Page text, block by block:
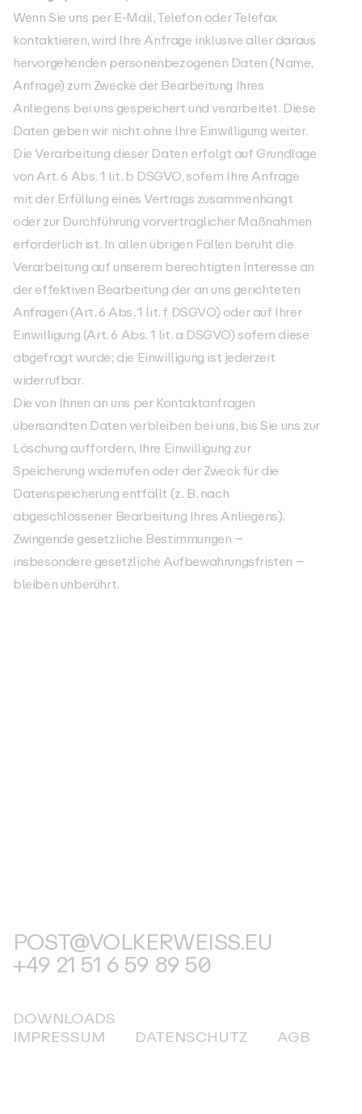
Wenn Sie uns per E-Mail, Telefon oder Telefax
kontaktieren, wird Ihre Anfrage inklusive aller daraus
hervorgehenden personenbezogenen Daten (Name,
Anfrage) zum Zwecke der Bearbeitung Ihres
Anliegens bei uns gespeichert und verarbeitet. Diese
Daten geben wir nicht ohne Ihre Einwilligung weiter.
Die Verarbeitung dieser Daten erfolgt auf Grundlage
von Art. 6 Abs. 1 lit. b DSGVO, sofern Ihre Anfrage
mit der Erfüllung eines Vertrags zusammenhängt
oder zur Durchführung vorvertraglicher Maßnahmen
erforderlich ist. In allen übrigen Fällen beruht die
Verarbeitung auf unserem berechtigten Interesse an
der effektiven Bearbeitung der an uns gerichteten
Anfragen (Art. 6 Abs. 1 lit. f DSGVO) oder auf Ihrer
Einwilligung (Art. 6 Abs. 1 lit. a DSGVO) sofern diese
abgefragt wurde; die Einwilligung ist jederzeit
widerrufbar.
Die von Ihnen an uns per Kontaktanfragen
übersandten Daten verbleiben bei uns, bis Sie uns zur
Löschung auffordern, Ihre Einwilligung zur
Speicherung widerrufen oder der Zweck für die
Datenspeicherung entfällt (z. B. nach
abgeschlossener Bearbeitung Ihres Anliegens).
Zwingende gesetzliche Bestimmungen –
insbesondere gesetzliche Aufbewahrungsfristen –
bleiben unberührt.
POST@VOLKERWEISS.EU
+49 21 51 6 59 89 50
IMPRESSUM DATENSCHUTZ AGB
DOWNLOADS